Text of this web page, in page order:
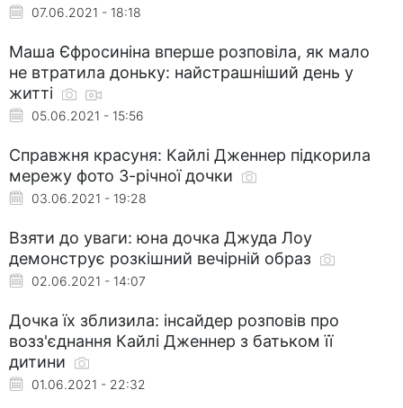
07.06.2021 - 18:18
Маша Єфросиніна вперше розповіла, як мало
не втратила доньку: найстрашніший день у
житті
05.06.2021 - 15:56
Справжня красуня: Кайлі Дженнер підкорила
мережу фото 3-річної дочки
03.06.2021 - 19:28
Взяти до уваги: юна дочка Джуда Лоу
демонструє розкішний вечірній образ
02.06.2021 - 14:07
Дочка їх зблизила: інсайдер розповів про
возз'єднання Кайлі Дженнер з батьком її
дитини
01.06.2021 - 22:32